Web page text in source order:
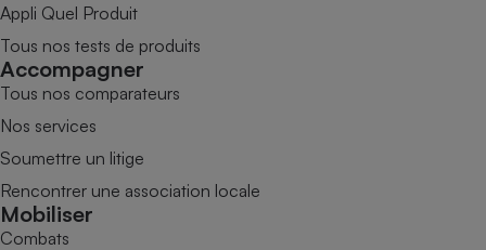
Appli Quel Produit
Tous nos tests de produits
Accompagner
Tous nos comparateurs
Nos services
Soumettre un litige
Rencontrer une association locale
Mobiliser
Combats